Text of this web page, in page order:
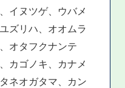
イヌツゲ、ウバメ
ズリハ、オオムラ
オタフクナンテ
カゴノキ、カナメ
ネオガタマ、カン